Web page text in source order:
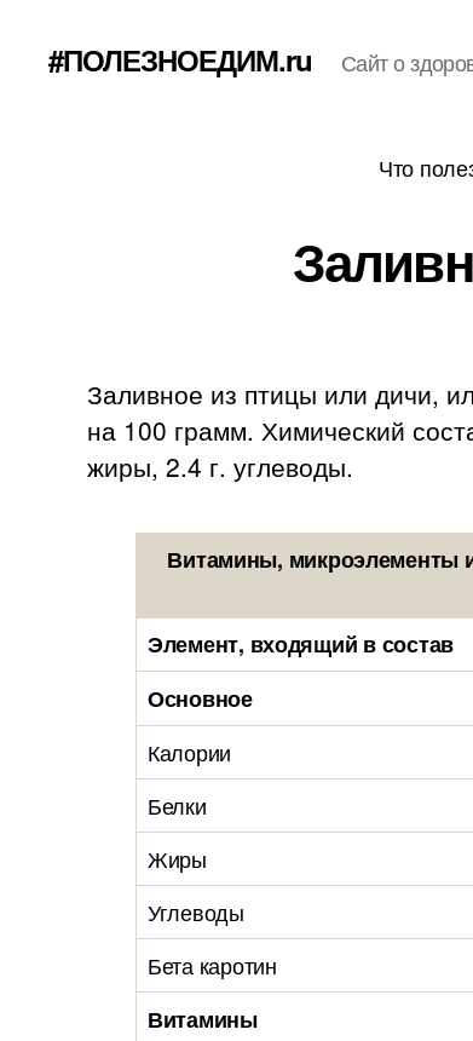
#ПОЛЕЗНОЕДИМ.ru Сайт о
Что
Заливное из птицы или дичи,
на 100 грамм. Химический
жиры, 2.4 г. углеводы.
Витамины, микроэлементы
Элемент, входящий в состав
Основное
Калории
Белки
Жиры
Углеводы
Бета каротин
Витамины